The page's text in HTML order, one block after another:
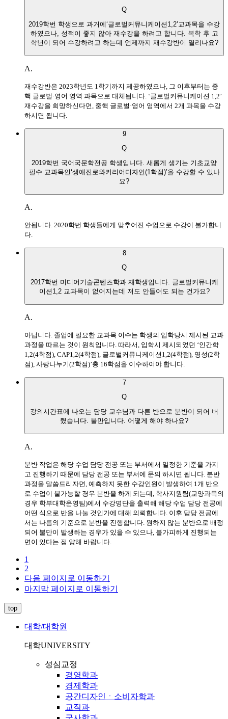
Q
2019학번 학생으로 과거에‘글로벌커뮤니케이션1,2’교과목을 수강
하였으나, 성적이 좋지 않아 재수강을 하려고 합니다. 복학 후 고
학년이 되어 수강하려고 하는데 언제까지 재수강반이 열리나요?
A.
재수강반은 2023학년도 1학기까지 제공하였으나, 그 이후부터는 중
핵 글로벌·영어 영역 과목으로 대체됩니다. ‘글로벌커뮤니케이션 1,2’
재수강을 희망하신다면, 중핵 글로벌·영어 영역에서 2개 과목을 수강
하시면 됩니다.
9
Q
2019학번 국어국문학전공 학생입니다. 새롭게 생기는 기초교양
필수 교과목인‘생애진로와커리어디자인(1학점)’을 수강할 수 있나
요?
A.
안됩니다. 2020학번 학생들에게 맞추어진 수업으로 수강이 불가합니
다.
8
Q
2017학번 미디어기술콘텐츠학과 재학생입니다. 글로벌커뮤니케
이션1,2 교과목이 없어지는데 저도 안들어도 되는 건가요?
A.
아닙니다. 졸업에 필요한 교과목 이수는 학생의 입학당시 제시된 교과
과정을 따르는 것이 원칙입니다. 따라서, 입학시 제시되었던 ‘인간학
1,2(4학점), CAP1,2(4학점), 글로벌커뮤니케이션1,2(4학점), 영성(2학
점), 사랑나누기(2학점)’총 16학점을 이수하여야 합니다.
7
Q
강의시간표에 나오는 담당 교수님과 다른 반으로 분반이 되어 버
렸습니다. 불만입니다. 어떻게 해야 하나요?
A.
분반 작업은 해당 수업 담당 전공 또는 부서에서 일정한 기준을 가지
고 진행하기 때문에 담당 전공 또는 부서에 문의 하시면 됩니다. 분반
과정을 말씀드리자면, 예측하지 못한 수강인원이 발생하여 1개 반으
로 수업이 불가능할 경우 분반을 하게 되는데, 학사지원팀(교양과목의
경우 학부대학운영팀)에서 수강명단을 출력해 해당 수업 담당 전공에
어떤 식으로 반을 나눌 것인가에 대해 의뢰합니다. 이후 담당 전공에
서는 나름의 기준으로 분반을 진행합니다. 원하지 않는 분반으로 배정
되어 불만이 발생하는 경우가 있을 수 있으나, 불가피하게 진행되는
면이 있다는 점 양해 바랍니다.
1
2
다음 페이지로 이동하기
마지막 페이지로 이동하기
top
대학/대학원
대학UNIVERSITY
성심교정
경영학과
경제학과
공간디자인ㆍ소비자학과
교직과